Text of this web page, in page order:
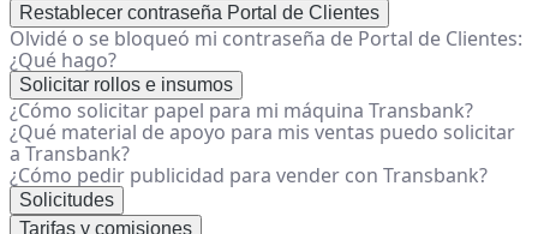
Restablecer contraseña Portal de Clientes
Olvidé o se bloqueó mi contraseña de Portal de Clientes:
¿Qué hago?
Solicitar rollos e insumos
¿Cómo solicitar papel para mi máquina Transbank?
¿Qué material de apoyo para mis ventas puedo solicitar
a Transbank?
¿Cómo pedir publicidad para vender con Transbank?
Solicitudes
Tarifas y comisiones